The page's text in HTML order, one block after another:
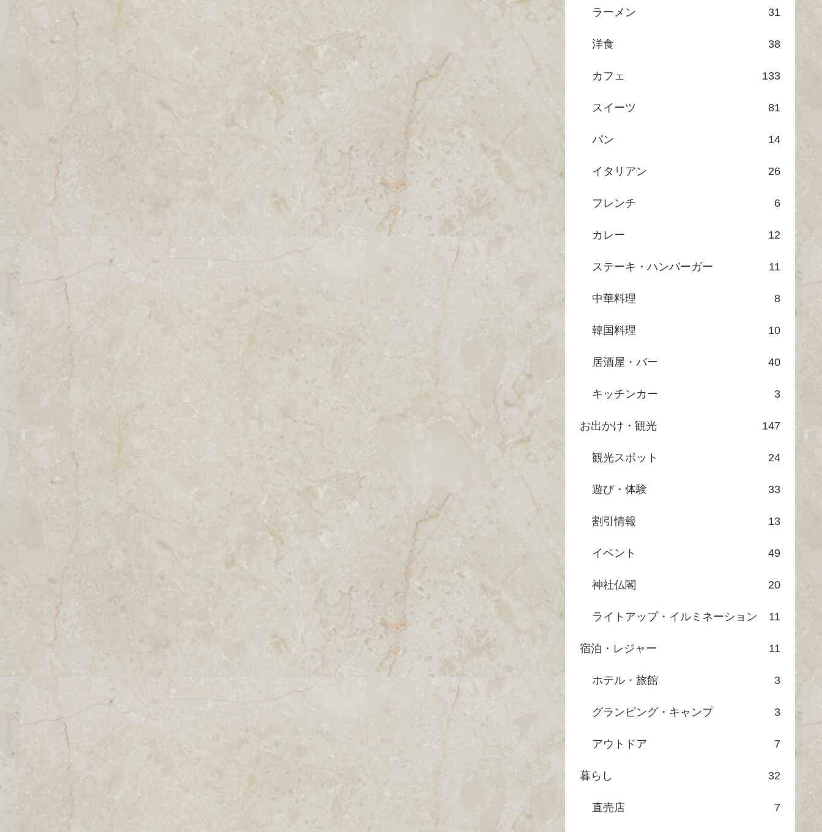
ラーメン 31
洋食 38
カフェ 133
スイーツ 81
パン 14
イタリアン 26
フレンチ 6
カレー 12
ステーキ・ハンバーガー 11
中華料理 8
韓国料理 10
居酒屋・バー 40
キッチンカー 3
お出かけ・観光 147
観光スポット 24
遊び・体験 33
割引情報 13
イベント 49
神社仏閣 20
ライトアップ・イルミネーション 11
宿泊・レジャー 11
ホテル・旅館 3
グランピング・キャンプ 3
アウトドア 7
暮らし 32
直売店 7